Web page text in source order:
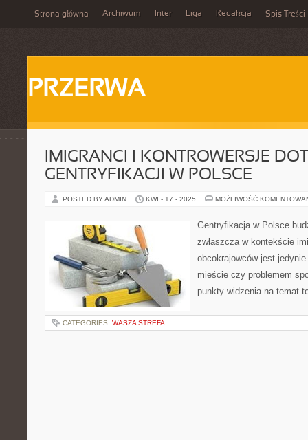
Strona główna Archiwum Inter Liga Redakcja Spis Treści
PRZERWA
IMIGRANCI I KONTROWERSJE
GENTRYFIKACJI W POLSCE
POSTED BY ADMIN KWI - 17 - 2025 MOŻLIWOŚĆ
Gentryfikacja w Polsce
zwłaszcza w kontekście
obcokrajowców jest
mieście czy problemem
punkty widzenia na temat
CATEGORIES: WASZA STREFA